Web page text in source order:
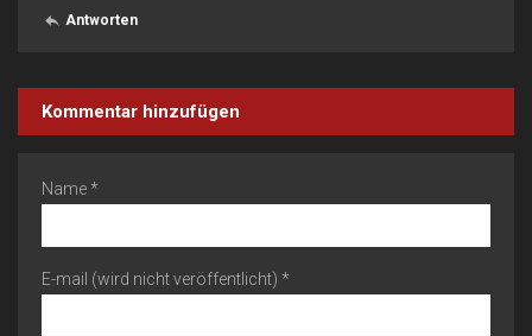
Antworten
Kommentar hinzufügen
Name *
E-mail (wird nicht veröffentlicht) *